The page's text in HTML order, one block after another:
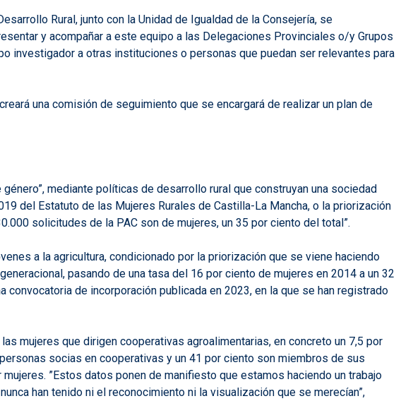
Rural, junto con la Unidad de Igualdad de la Consejería, se
y acompañar a este equipo a las Delegaciones Provinciales o/y Grupos
investigador a otras instituciones o personas que puedan ser relevantes para
una comisión de seguimiento que se encargará de realizar un plan de
mediante políticas de desarrollo rural que construyan una sociedad
del Estatuto de las Mujeres Rurales de Castilla-La Mancha, o la priorización
solicitudes de la PAC son de mujeres, un 35 por ciento del total”.
a la agricultura, condicionado por la priorización que se viene haciendo
pasando de una tasa del 16 por ciento de mujeres en 2014 a un 32
de incorporación publicada en 2023, en la que se han registrado
mujeres que dirigen cooperativas agroalimentarias, en concreto un 7,5 por
socias en cooperativas y un 41 por ciento son miembros de sus
”Estos datos ponen de manifiesto que estamos haciendo un trabajo
han tenido ni el reconocimiento ni la visualización que se merecían”,